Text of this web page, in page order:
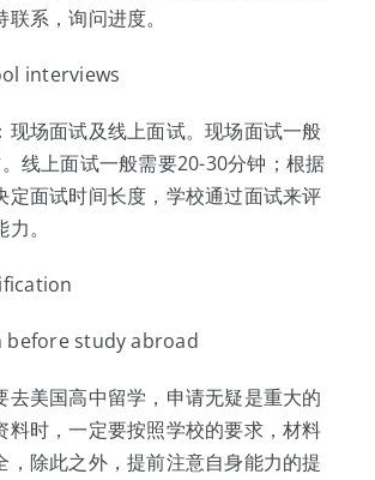
系，询问进度。
interviews
现场面试及线上面试。现场面试一般
线上面试一般需要20-30分钟；根据
定面试时间长度，学校通过面试来评
。
before study abroad
去美国高中留学，申请无疑是重大的
料时，一定要按照学校的要求，材料
，除此之外，提前注意自身能力的提